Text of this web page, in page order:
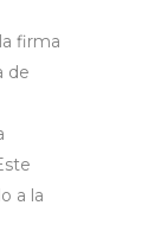
firma
de
a la